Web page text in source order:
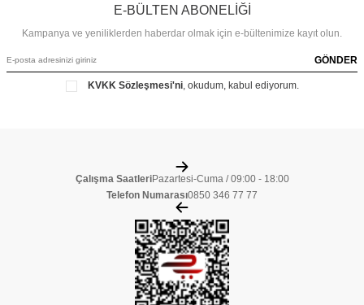
E-BÜLTEN ABONELİĞİ
Kampanya ve yeniliklerden haberdar olmak için e-bültenimize kayıt olun.
GÖNDER
KVKK Sözleşmesi'ni, okudum, kabul ediyorum.
Çalışma SaatleriPazartesi-Cuma / 09:00 - 18:00
Telefon Numarası0850 346 77 77